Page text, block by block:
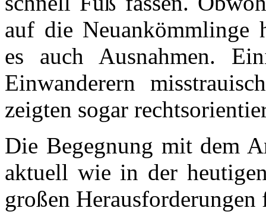
auf die Neuankömmlinge
es auch Ausnahmen.
Einwanderern
zeigten sogar
Die Begegnung mit dem
aktuell wie in der
großen